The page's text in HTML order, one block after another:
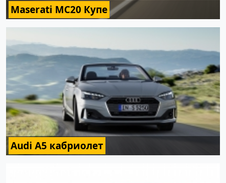
Maserati MC20 Купе
Audi A5 кабриолет